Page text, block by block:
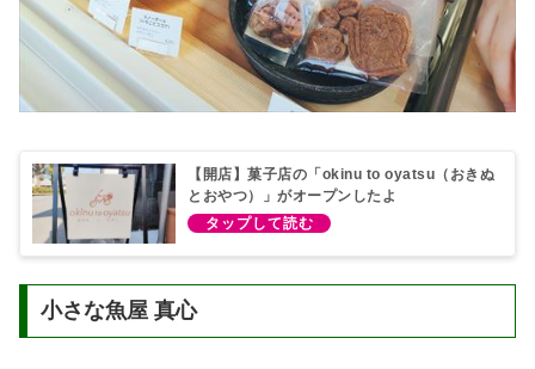
【開店】菓子店の「okinu to oyatsu（おきぬ
とおやつ）」がオープンしたよ
小さな魚屋 真心